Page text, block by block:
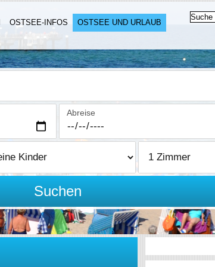
OSTSEE-INFOS
OSTSEE UND URLAUB
Abreise
Suchen